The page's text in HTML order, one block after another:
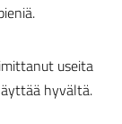
useita
hyvältä.